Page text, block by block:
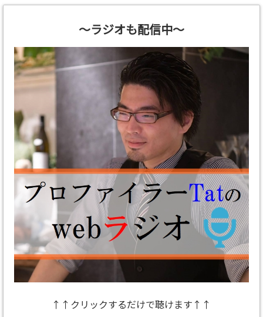
～ラジオも配信中～
↑↑クリックするだけで聴けます↑↑